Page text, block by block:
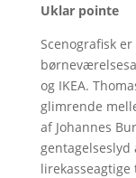
Uklar pointe
Scenografisk
og IKEA.
glimrende
af Johannes
gentagelseslyd